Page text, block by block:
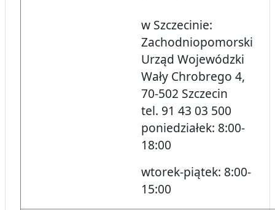
w Szczecinie:
Zachodniopomorski
Urząd Wojewódzki
Wały Chrobrego 4,
70-502 Szczecin
tel. 91 43 03 500
poniedziałek: 8:00-
18:00
wtorek-piątek: 8:00-
15:00